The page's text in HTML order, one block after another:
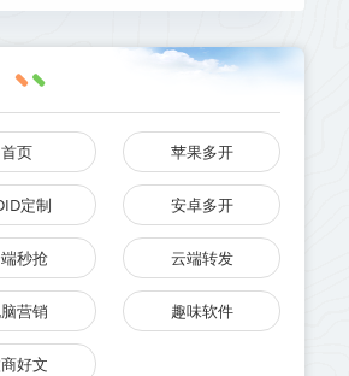
首页 苹果多开
定制 安卓多开
秒抢 云端转发
营销 趣味软件
好文